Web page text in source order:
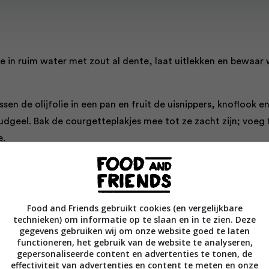
in ruim water met zout al dente, laat uitlekken en bewaar
de olijfolie in een pan en fruit de uisnippers, knoflook en
Bak de courgetteplakjes mee tot ze zacht zijn; voeg
en voeg een handvol kaas en wat peper toe. Voeg
courgette, zet het vuur hoger, roer en warm goed door
er in een dun straaltje bij. Roer vervolgens wat van het
bij.
roeren tot de eieren nét zijn gestold.
Food and Friends gebruikt cookies (en vergelijkbare
technieken) om informatie op te slaan en in te zien. Deze
gegevens gebruiken wij om onze website goed te laten
functioneren, het gebruik van de website te analyseren,
gepersonaliseerde content en advertenties te tonen, de
effectiviteit van advertenties en content te meten en onze